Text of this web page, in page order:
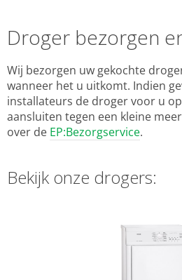
Droger bezorgen
Wij bezorgen uw gekochte
wanneer het u uitkomt. Indien
installateurs de droger voor u
aansluiten tegen een kleine
over de EP:Bezorgservice.
Bekijk onze drogers: